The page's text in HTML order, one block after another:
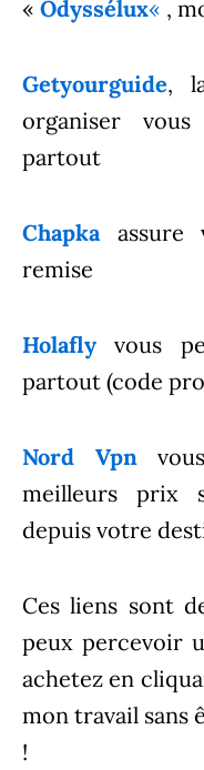
« Odyssélux« ,
Getyourguide,
organiser
partout
Chapka assure
remise
Holafly vous
partout (code
Nord Vpnvous
meilleurs prix
depuis votre
Ces liens sont
peux percevoir
achetez en
mon travail sans
!